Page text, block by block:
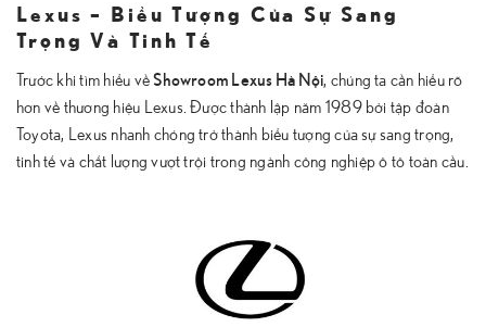
Lexus – Biểu Tượng Của Sự Sang
Trọng Và Tinh Tế
Trước khi tìm hiểu vềShowroom Lexus Hà Nội, chúng ta cần hiểu rõ
hơn về thương hiệu Lexus. Được thành lập năm 1989 bởi tập đoàn
Toyota, Lexus nhanh chóng trở thành biểu tượng của sự sang trọng,
tinh tế và chất lượng vượt trội trong ngành công nghiệp ô tô toàn cầu.